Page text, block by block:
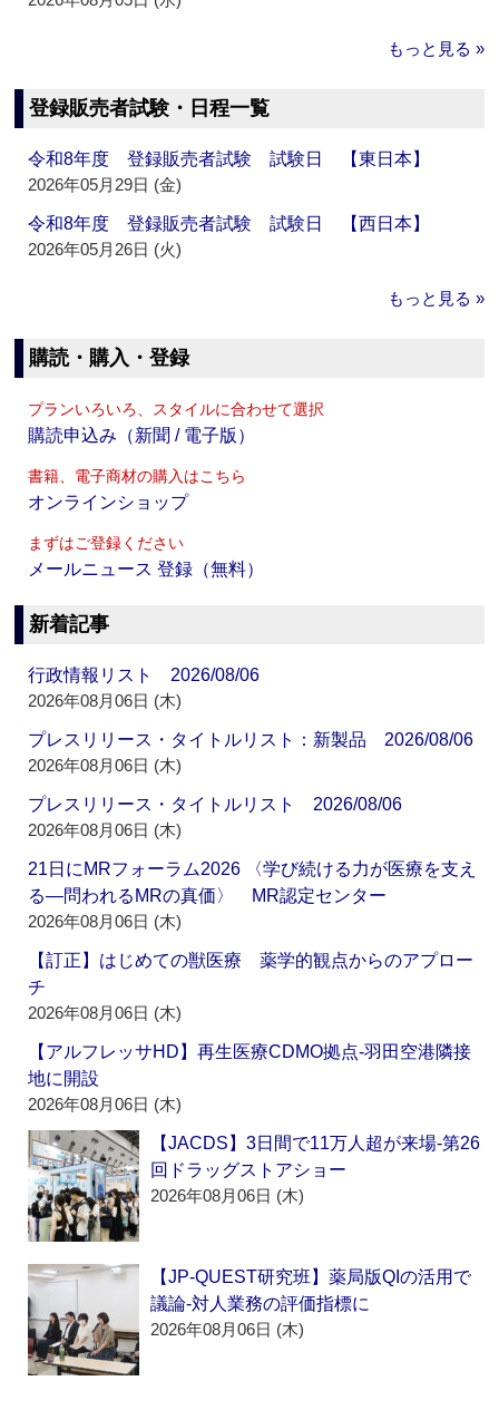
もっと見る »
登録販売者試験・日程一覧
令和8年度 登録販売者試験 試験日 【東日本】
2026年05月29日 (金)
令和8年度 登録販売者試験 試験日 【西日本】
2026年05月26日 (火)
もっと見る »
購読・購入・登録
プランいろいろ、スタイルに合わせて選択
購読申込み（新聞 / 電子版）
書籍、電子商材の購入はこちら
オンラインショップ
まずはご登録ください
メールニュース 登録（無料）
新着記事
行政情報リスト 2026/08/06
2026年08月06日 (木)
プレスリリース・タイトルリスト：新製品 2026/08/06
2026年08月06日 (木)
プレスリリース・タイトルリスト 2026/08/06
2026年08月06日 (木)
21日にMRフォーラム2026 〈学び続ける力が医療を支え
る―問われるMRの真価〉 MR認定センター
2026年08月06日 (木)
【訂正】はじめての獣医療 薬学的観点からのアプロー
チ
2026年08月06日 (木)
【アルフレッサHD】再生医療CDMO拠点‐羽田空港隣接
地に開設
2026年08月06日 (木)
【JACDS】3日間で11万人超が来場‐第26
回ドラッグストアショー
2026年08月06日 (木)
【JP-QUEST研究班】薬局版QIの活用で
議論‐対人業務の評価指標に
2026年08月06日 (木)